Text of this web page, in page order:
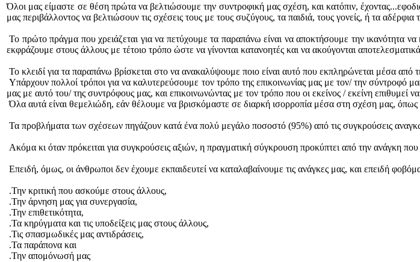
Όλοι μας είμαστε σε θέση πρώτα να βελτιώσουμε την συντροφική μας σχέση, και κατόπιν,
μας περιβάλλοντος να βελτιώσουν τις σχέσεις τους με τους συζύγους, τα παιδιά, τους γονείς, ή τα αδέρφια
Το πρώτο πράγμα που χρειάζεται για να πετύχουμε τα παραπάνω είναι να αποκτήσουμε την ικανότητα
εκφράζουμε στους άλλους με τέτοιο τρόπο ώστε να γίνονται κατανοητές και να ακούγονται
Το κλειδί για τα παραπάνω βρίσκεται στο να ανακαλύψουμε ποιο είναι αυτό που εκπληρώνεται μέσα από
Υπάρχουν πολλοί τρόποι για να καλυτερεύσουμε τον τρόπο της επικοινωνίας μας με τον/ την σύντροφό
μας με αυτό του/ της συντρόφους μας, και επικοινωνώντας με τον τρόπο που οι εκείνος / εκείνη επιθυμεί
Όλα αυτά είναι θεμελιώδη, εάν θέλουμε να βρισκόμαστε σε διαρκή ισορροπία μέσα στη σχέση μας, όπως
Τα προβλήματα των σχέσεων πηγάζουν κατά ένα πολύ μεγάλο ποσοστό (95%) από τις συγκρούσεις
Ακόμα κι όταν πρόκειται για συγκρούσεις αξιών, η πραγματική σύγκρουση προκύπτει από την ανάγκη
Επειδή, όμως, οι άνθρωποι δεν έχουμε εκπαιδευτεί να καταλαβαίνουμε τις ανάγκες μας, και επειδή
.Την κριτική που ασκούμε στους άλλους,
.Την άρνηση μας για συνεργασία,
.Την επιθετικότητα,
.Τα κηρύγματα και τις υποδείξεις μας στους άλλους,
.Τις σπασμωδικές μας αντιδράσεις,
.Τα παράπονα και
.Την απομόνωσή μας